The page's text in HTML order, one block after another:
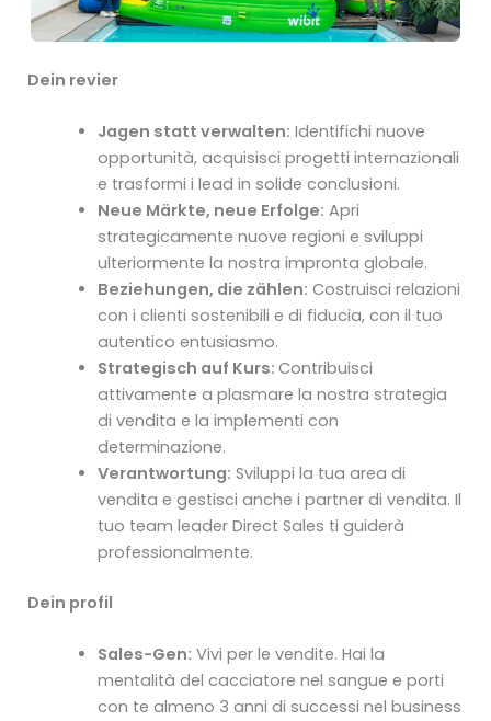
Dein revier
Jagen statt verwalten: Identifichi nuove
opportunità, acquisisci progetti internazionali
e trasformi i lead in solide conclusioni.
Neue Märkte, neue Erfolge: Apri
strategicamente nuove regioni e sviluppi
ulteriormente la nostra impronta globale.
Beziehungen, die zählen: Costruisci relazioni
con i clienti sostenibili e di fiducia, con il tuo
autentico entusiasmo.
Strategisch auf Kurs: Contribuisci
attivamente a plasmare la nostra strategia
di vendita e la implementi con
determinazione.
Verantwortung: Sviluppi la tua area di
vendita e gestisci anche i partner di vendita. Il
tuo team leader Direct Sales ti guiderà
professionalmente.
Dein profil
Sales-Gen: Vivi per le vendite. Hai la
mentalità del cacciatore nel sangue e porti
con te almeno 3 anni di successi nel business